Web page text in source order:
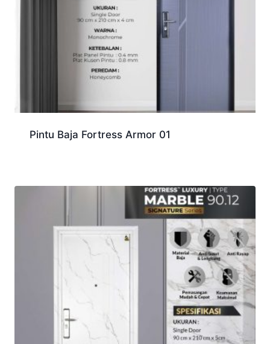
Pintu Baja Fortress Armor 01